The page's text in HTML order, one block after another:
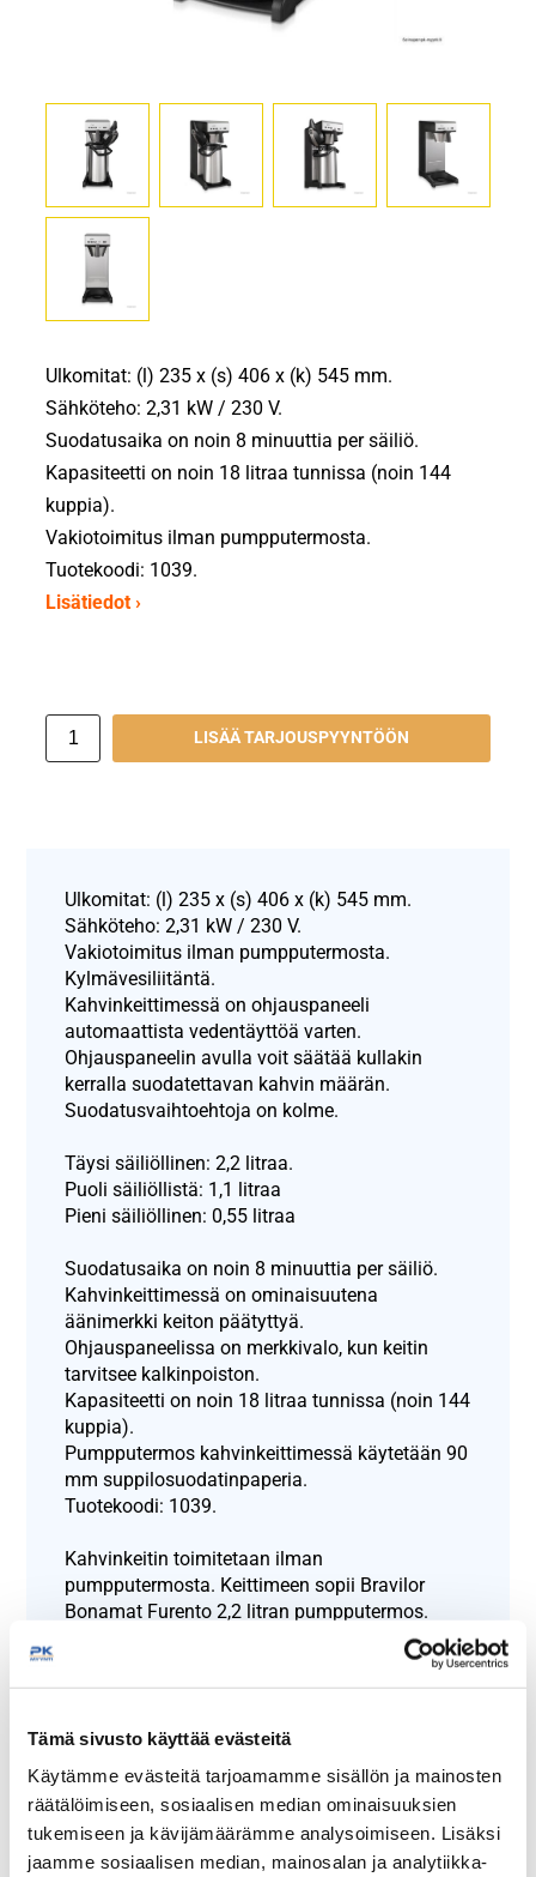
Tämä sivusto käyttää evästeitä
Käytämme evästeitä tarjoamamme sisällön ja mainosten
räätälöimiseen, sosiaalisen median ominaisuuksien
tukemiseen ja kävijämäärämme analysoimiseen. Lisäksi
jaamme sosiaalisen median, mainosalan ja analytiikka-
Ulkomitat: (l) 235 x (s) 406 x (k) 545 mm.
Sähköteho: 2,31 kW / 230 V.
Suodatusaika on noin 8 minuuttia per säiliö.
Kapasiteetti on noin 18 litraa tunnissa (noin 144
kuppia).
Vakiotoimitus ilman pumpputermosta.
Tuotekoodi: 1039.
Lisätiedot ›
LISÄÄ TARJOUSPYYNTÖÖN
Ulkomitat: (l) 235 x (s) 406 x (k) 545 mm.
Sähköteho: 2,31 kW / 230 V.
Vakiotoimitus ilman pumpputermosta.
Kylmävesiliitäntä.
Kahvinkeittimessä on ohjauspaneeli
automaattista vedentäyttöä varten.
Ohjauspaneelin avulla voit säätää kullakin
kerralla suodatettavan kahvin määrän.
Suodatusvaihtoehtoja on kolme.
Täysi säiliöllinen: 2,2 litraa.
Puoli säiliöllistä: 1,1 litraa
Pieni säiliöllinen: 0,55 litraa
Suodatusaika on noin 8 minuuttia per säiliö.
Kahvinkeittimessä on ominaisuutena
äänimerkki keiton päätyttyä.
Ohjauspaneelissa on merkkivalo, kun keitin
tarvitsee kalkinpoiston.
Kapasiteetti on noin 18 litraa tunnissa (noin 144
kuppia).
Pumpputermos kahvinkeittimessä käytetään 90
mm suppilosuodatinpaperia.
Tuotekoodi: 1039.
Kahvinkeitin toimitetaan ilman
pumpputermosta. Keittimeen sopii Bravilor
Bonamat Furento 2,2 litran pumpputermos.